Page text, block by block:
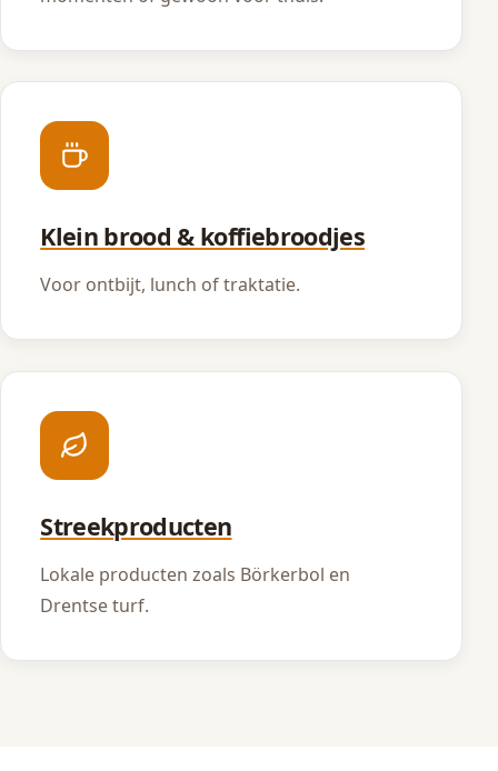
Klein brood & koffiebroodjes
Voor ontbijt, lunch of traktatie.
Streekproducten
Lokale producten zoals Börkerbol en
Drentse turf.